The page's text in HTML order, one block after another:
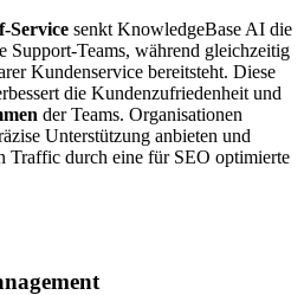
Service senkt KnowledgeBase AI die
Support-Teams, während gleichzeitig
Kundenservice bereitsteht. Diese
die Kundenzufriedenheit und
der Teams. Organisationen
Unterstützung anbieten und
Traffic durch eine für SEO optimierte